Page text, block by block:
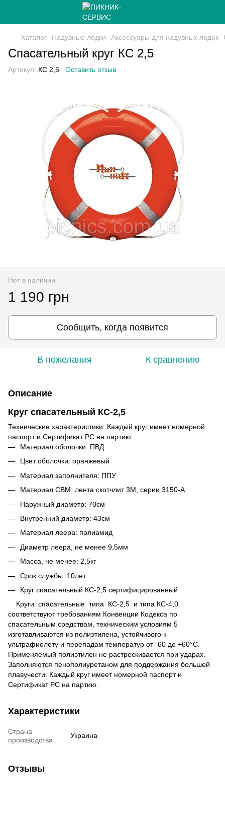
Каталог Надувные лодки Аксессуары для надувных лодок
Спасательный круг КС 2,5
Артикул: КС 2,5 Оставить отзыв
Нет в наличии
1 190 грн
Сообщить, когда появится
В пожелания К сравнению
Описание
Круг спасательный КС-2,5
Технические характеристики: Каждый круг имеет номерной
паспорт и Сертификат РС на партию.
Материал оболочки: ПВД
Цвет оболочки: оранжевый
Материал заполнителя: ППУ
Материал СВМ: лента скотчлит 3М, серии 3150-А
Наружный диаметр: 70см
Внутренний диаметр: 43см
Материал леера: полиамид
Диаметр леера, не менее 9,5мм
Масса, не менее: 2,5кг
Срок службы: 10лет
Круг спасательный КС-2,5 сертифицированный
Круги спасательные типа КС-2,5 и типа КС-4,0
соответствуют требованиям Конвенции Кодекса по
спасательным средствам, техническим условиям 5
изготавливаются из полиэтилена, устойчивого к
ультрафиолету и перепадам температур от -60 до +60°С.
Применяемый полиэтилен не растрескивается при ударах.
Заполняются пенополиуретаном для поддержания большей
плавучести. Каждый круг имеет номерной паспорт и
Сертификат РС на партию.
Характеристики
Страна
производства
Украина
Отзывы